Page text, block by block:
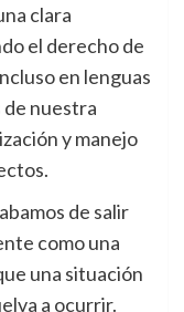
clara
el derecho de
en lenguas
nuestra
y manejo
de salir
como una
una situación
a ocurrir.